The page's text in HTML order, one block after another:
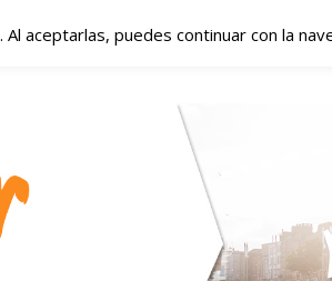
– Vivir en
en Irlanda
aceptarlas, puedes continuar con la